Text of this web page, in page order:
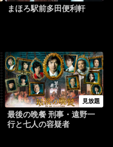
まほろ駅前多田便利軒
見放題
最後の晩餐 刑事・遠野一
行と七人の容疑者